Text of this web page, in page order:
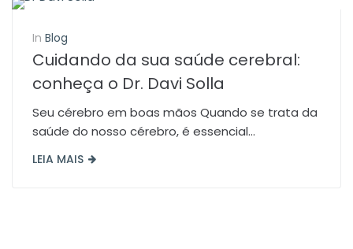
In Blog
Cuidando da sua saúde cerebral:
conheça o Dr. Davi Solla
Seu cérebro em boas mãos Quando se trata da
saúde do nosso cérebro, é essencial...
LEIA MAIS